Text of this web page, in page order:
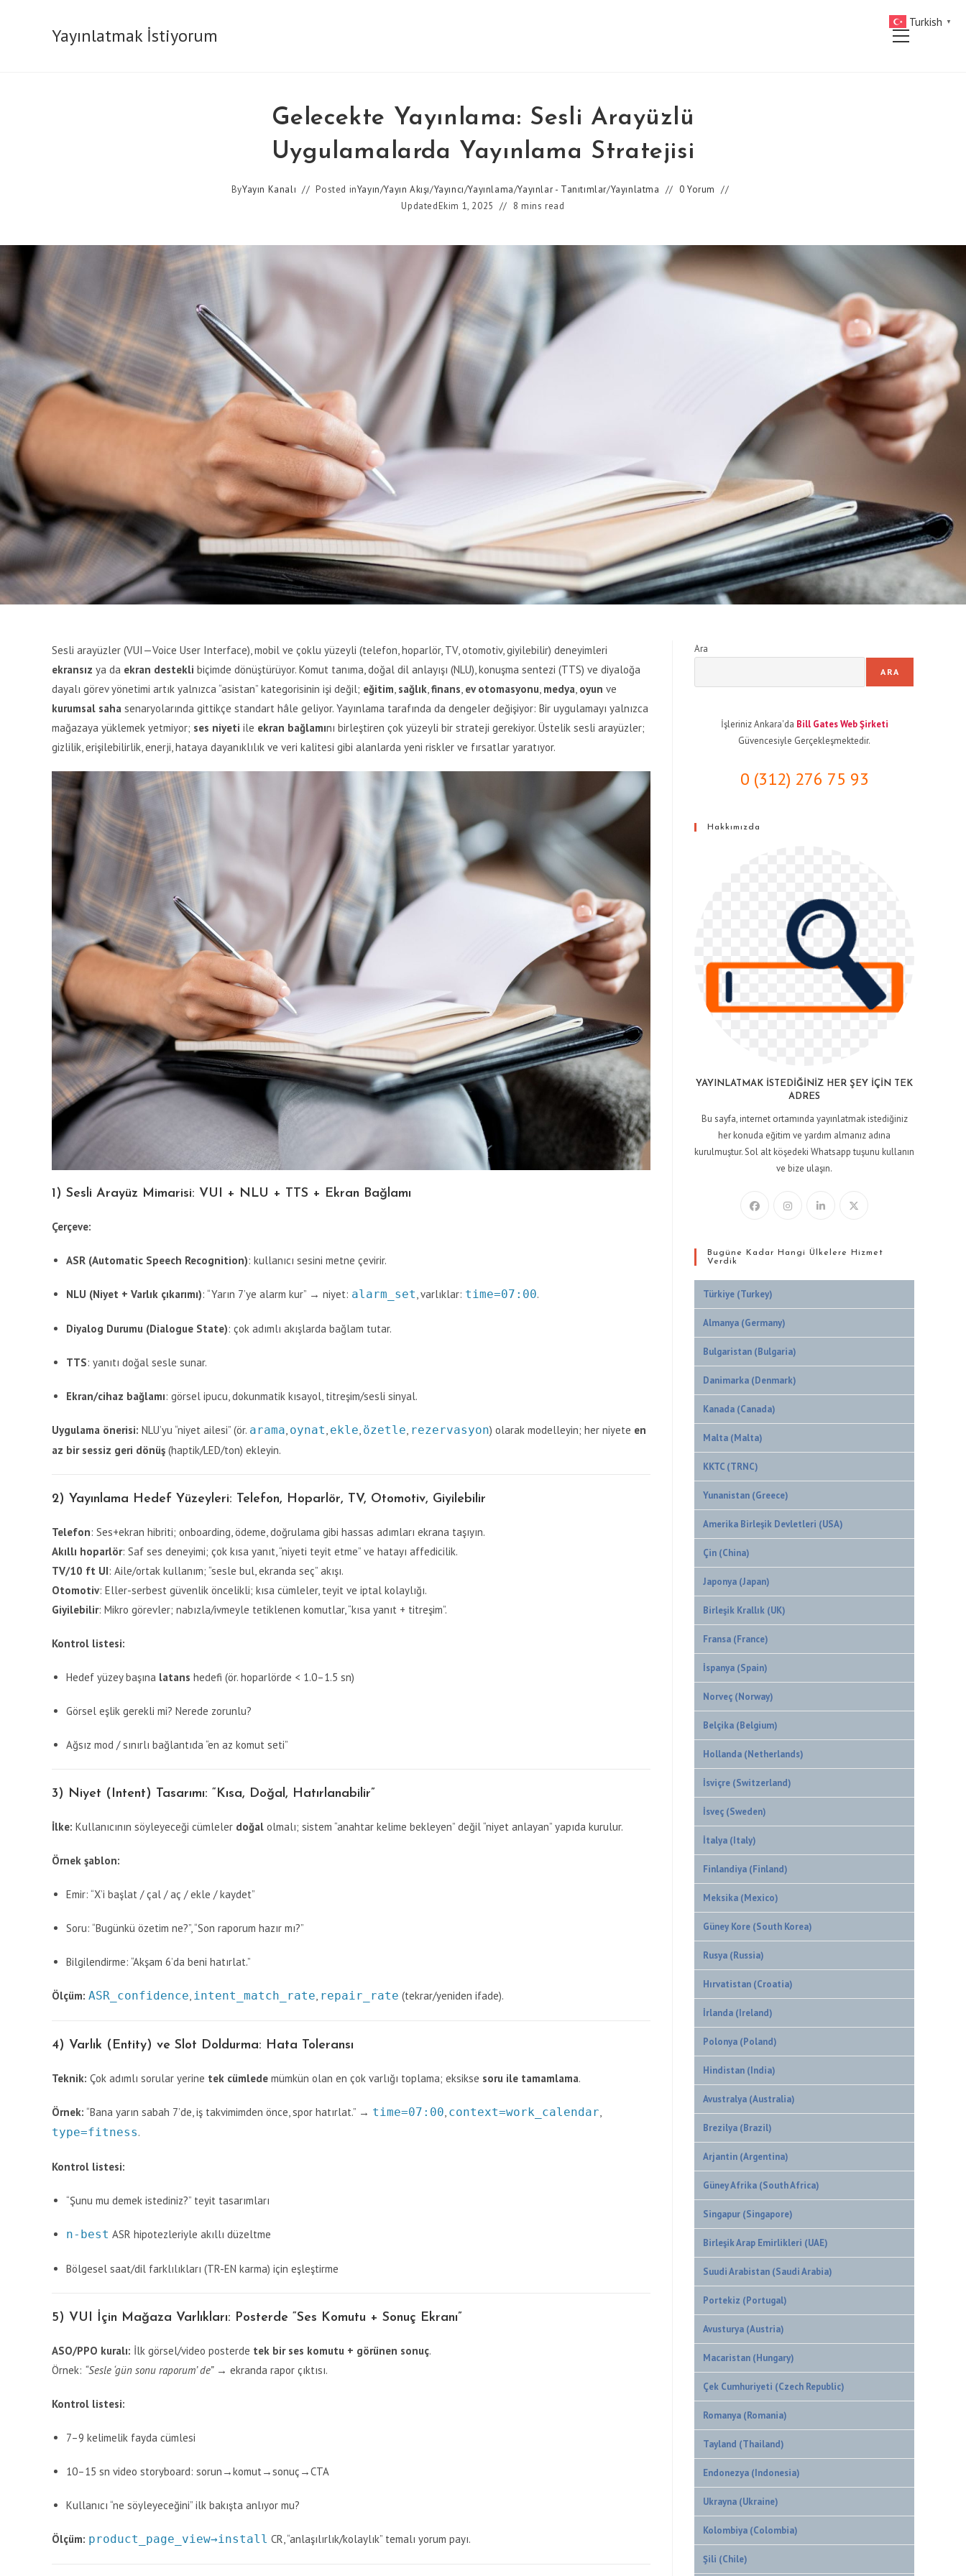
Yayınlatmak İstiyorum
Main
Gelecekte Yayınlama: Sesli Arayüzlü
Uygulamalarda Yayınlama Stratejisi
ByYayın Kanalı Posted inYayın/Yayın Akışı/Yayıncı/Yayınlama/Yayınlar - Tanıtımlar/Yayınlatma
0 Yorum
UpdatedEkim 1, 2025 8 mins read
Sesli arayüzler (VUI—Voice User Interface), mobil ve çoklu yüzeyli (telefon, hoparlör, TV, otomotiv, giyilebilir) deneyimleri
ekransız ya da ekran destekli biçimde dönüştürüyor. Komut tanıma, doğal dil anlayışı (NLU), konuşma sentezi (TTS) ve diyaloğa
dayalı görev yönetimi artık yalnızca “asistan” kategorisinin işi değil; eğitim, sağlık,finans, ev otomasyonu, medya, oyun ve
kurumsal saha senaryolarında gittikçe standart hâle geliyor. Yayınlama tarafında da dengeler değişiyor: Bir uygulamayı yalnızca
mağazaya yüklemek yetmiyor; ses niyeti ile ekran bağlamını birleştiren çok yüzeyli bir strateji gerekiyor. Üstelik sesli arayüzler;
gizlilik, erişilebilirlik, enerji, hataya dayanıklılık ve veri kalitesi gibi alanlarda yeni riskler ve fırsatlar yaratıyor.
1) Sesli Arayüz Mimarisi: VUI + NLU + TTS + Ekran Bağlamı
Çerçeve:
ASR (Automatic Speech Recognition): kullanıcı sesini metne çevirir.
NLU (Niyet + Varlık çıkarımı): “Yarın 7’ye alarm kur” → niyet: alarm_set, varlıklar: time=07:00.
Diyalog Durumu (Dialogue State): çok adımlı akışlarda bağlam tutar.
TTS: yanıtı doğal sesle sunar.
Ekran/cihaz bağlamı: görsel ipucu, dokunmatik kısayol, titreşim/sesli sinyal.
Uygulama önerisi: NLU’yu “niyet ailesi” (ör. arama, oynat, ekle, özetle, rezervasyon) olarak modelleyin; her niyete en
az bir sessiz geri dönüş (haptik/LED/ton) ekleyin.
2) Yayınlama Hedef Yüzeyleri: Telefon, Hoparlör, TV, Otomotiv, Giyilebilir
Telefon: Ses+ekran hibriti; onboarding, ödeme, doğrulama gibi hassas adımları ekrana taşıyın.
Akıllı hoparlör: Saf ses deneyimi; çok kısa yanıt, “niyeti teyit etme” ve hatayı affedicilik.
TV/10 ft UI: Aile/ortak kullanım; “sesle bul, ekranda seç” akışı.
Otomotiv: Eller-serbest güvenlik öncelikli; kısa cümleler, teyit ve iptal kolaylığı.
Giyilebilir: Mikro görevler; nabızla/ivmeyle tetiklenen komutlar, “kısa yanıt + titreşim”.
Kontrol listesi:
Hedef yüzey başına latans hedefi (ör. hoparlörde < 1.0–1.5 sn)
Görsel eşlik gerekli mi? Nerede zorunlu?
Ağsız mod / sınırlı bağlantıda “en az komut seti”
3) Niyet (Intent) Tasarımı: “Kısa, Doğal, Hatırlanabilir”
İlke: Kullanıcının söyleyeceği cümleler doğal olmalı; sistem “anahtar kelime bekleyen” değil “niyet anlayan” yapıda kurulur.
Örnek şablon:
Emir: “X’i başlat / çal / aç / ekle / kaydet”
Soru: “Bugünkü özetim ne?”, “Son raporum hazır mı?”
Bilgilendirme: “Akşam 6’da beni hatırlat.”
Ölçüm: ASR_confidence, intent_match_rate, repair_rate (tekrar/yeniden ifade).
4) Varlık (Entity) ve Slot Doldurma: Hata Toleransı
Teknik: Çok adımlı sorular yerine tek cümlede mümkün olan en çok varlığı toplama; eksikse soru ile tamamlama.
Örnek: “Bana yarın sabah 7’de, iş takvimimden önce, spor hatırlat.” → time=07:00, context=work_calendar,
type=fitness.
Kontrol listesi:
“Şunu mu demek istediniz?” teyit tasarımları
n-best ASR hipotezleriyle akıllı düzeltme
Bölgesel saat/dil farklılıkları (TR-EN karma) için eşleştirme
5) VUI İçin Mağaza Varlıkları: Posterde “Ses Komutu + Sonuç Ekranı”
ASO/PPO kuralı: İlk görsel/video posterde tek bir ses komutu + görünen sonuç.
Örnek: “Sesle ‘gün sonu raporum’ de”→ ekranda rapor çıktısı.
Kontrol listesi:
7–9 kelimelik fayda cümlesi
10–15 sn video storyboard: sorun→komut→sonuç→CTA
Kullanıcı “ne söyleyeceğini” ilk bakışta anlıyor mu?
Ölçüm: product_page_view→install CR, “anlaşılırlık/kolaylık” temalı yorum payı.
Ara
ARA
İşleriniz Ankara'da Bill Gates Web Şirketi
Güvencesiyle Gerçekleşmektedir.
0 (312) 276 75 93
Hakkımızda
YAYINLATMAK İSTEDIĞINIZ HER ŞEY İÇIN TEK
ADRES
Bu sayfa, internet ortamında yayınlatmak istediğiniz
her konuda eğitim ve yardım almanız adına
kurulmuştur. Sol alt köşedeki Whatsapp tuşunu kullanın
ve bize ulaşın.
Bugüne Kadar Hangi Ülkelere Hizmet
Verdik
Türkiye (Turkey)
Almanya (Germany)
Bulgaristan (Bulgaria)
Danimarka (Denmark)
Kanada (Canada)
Malta (Malta)
KKTC (TRNC)
Yunanistan (Greece)
Amerika Birleşik Devletleri (USA)
Çin (China)
Japonya (Japan)
Birleşik Krallık (UK)
Fransa (France)
İspanya (Spain)
Norveç (Norway)
Belçika (Belgium)
Hollanda (Netherlands)
İsviçre (Switzerland)
İsveç (Sweden)
İtalya (Italy)
Finlandiya (Finland)
Meksika (Mexico)
Güney Kore (South Korea)
Rusya (Russia)
Hırvatistan (Croatia)
İrlanda (Ireland)
Polonya (Poland)
Hindistan (India)
Avustralya (Australia)
Brezilya (Brazil)
Arjantin (Argentina)
Güney Afrika (South Africa)
Singapur (Singapore)
Birleşik Arap Emirlikleri (UAE)
Suudi Arabistan (Saudi Arabia)
Portekiz (Portugal)
Avusturya (Austria)
Macaristan (Hungary)
Çek Cumhuriyeti (Czech Republic)
Romanya (Romania)
Tayland (Thailand)
Endonezya (Indonesia)
Ukrayna (Ukraine)
Kolombiya (Colombia)
Şili (Chile)
Turkish ▼